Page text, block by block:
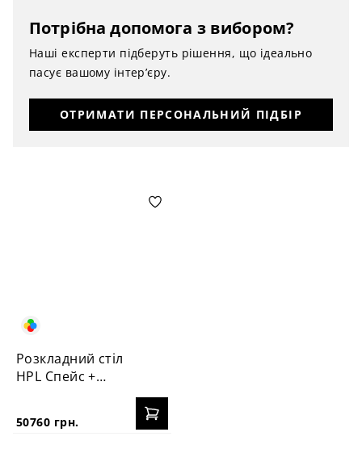
Потрібна допомога з вибором?
Наші експерти підберуть рішення, що ідеально
пасує вашому інтер’єру.
ОТРИМАТИ ПЕРСОНАЛЬНИЙ ПІДБІР
Розкладний стіл
HPL Спейс +
50760 грн.